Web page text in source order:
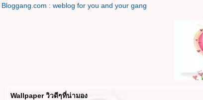
Bloggang.com : weblog for you and your gang
Wallpaper วิวดีๆที่น่ามอง